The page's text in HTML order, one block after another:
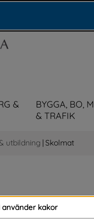
&
BYGGA, BO,
& TRAFIK
utbildning | Skolmat
Vi har en
lunchen serverar
använder kakor